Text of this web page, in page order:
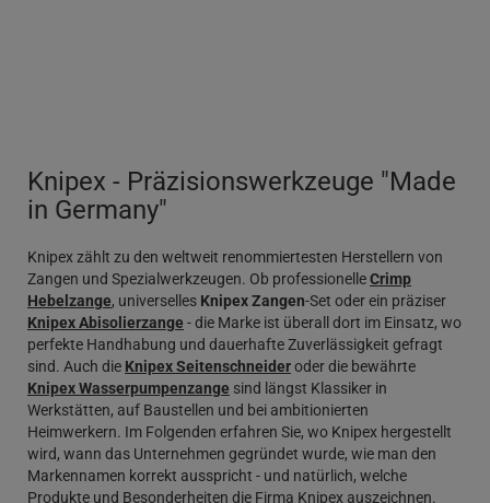
Knipex - Präzisionswerkzeuge "Made
in Germany"
Knipex zählt zu den weltweit renommiertesten Herstellern von
Zangen und Spezialwerkzeugen. Ob professionelleCrimp
Hebelzange, universelles Knipex Zangen-Set oder ein präziser
Knipex Abisolierzange - die Marke ist überall dort im Einsatz, wo
perfekte Handhabung und dauerhafte Zuverlässigkeit gefragt
sind. Auch die Knipex Seitenschneideroder die bewährte
Knipex Wasserpumpenzange sind längst Klassiker in
Werkstätten, auf Baustellen und bei ambitionierten
Heimwerkern. Im Folgenden erfahren Sie, wo Knipex hergestellt
wird, wann das Unternehmen gegründet wurde, wie man den
Markennamen korrekt ausspricht - und natürlich, welche
Produkte und Besonderheiten die Firma Knipex auszeichnen.